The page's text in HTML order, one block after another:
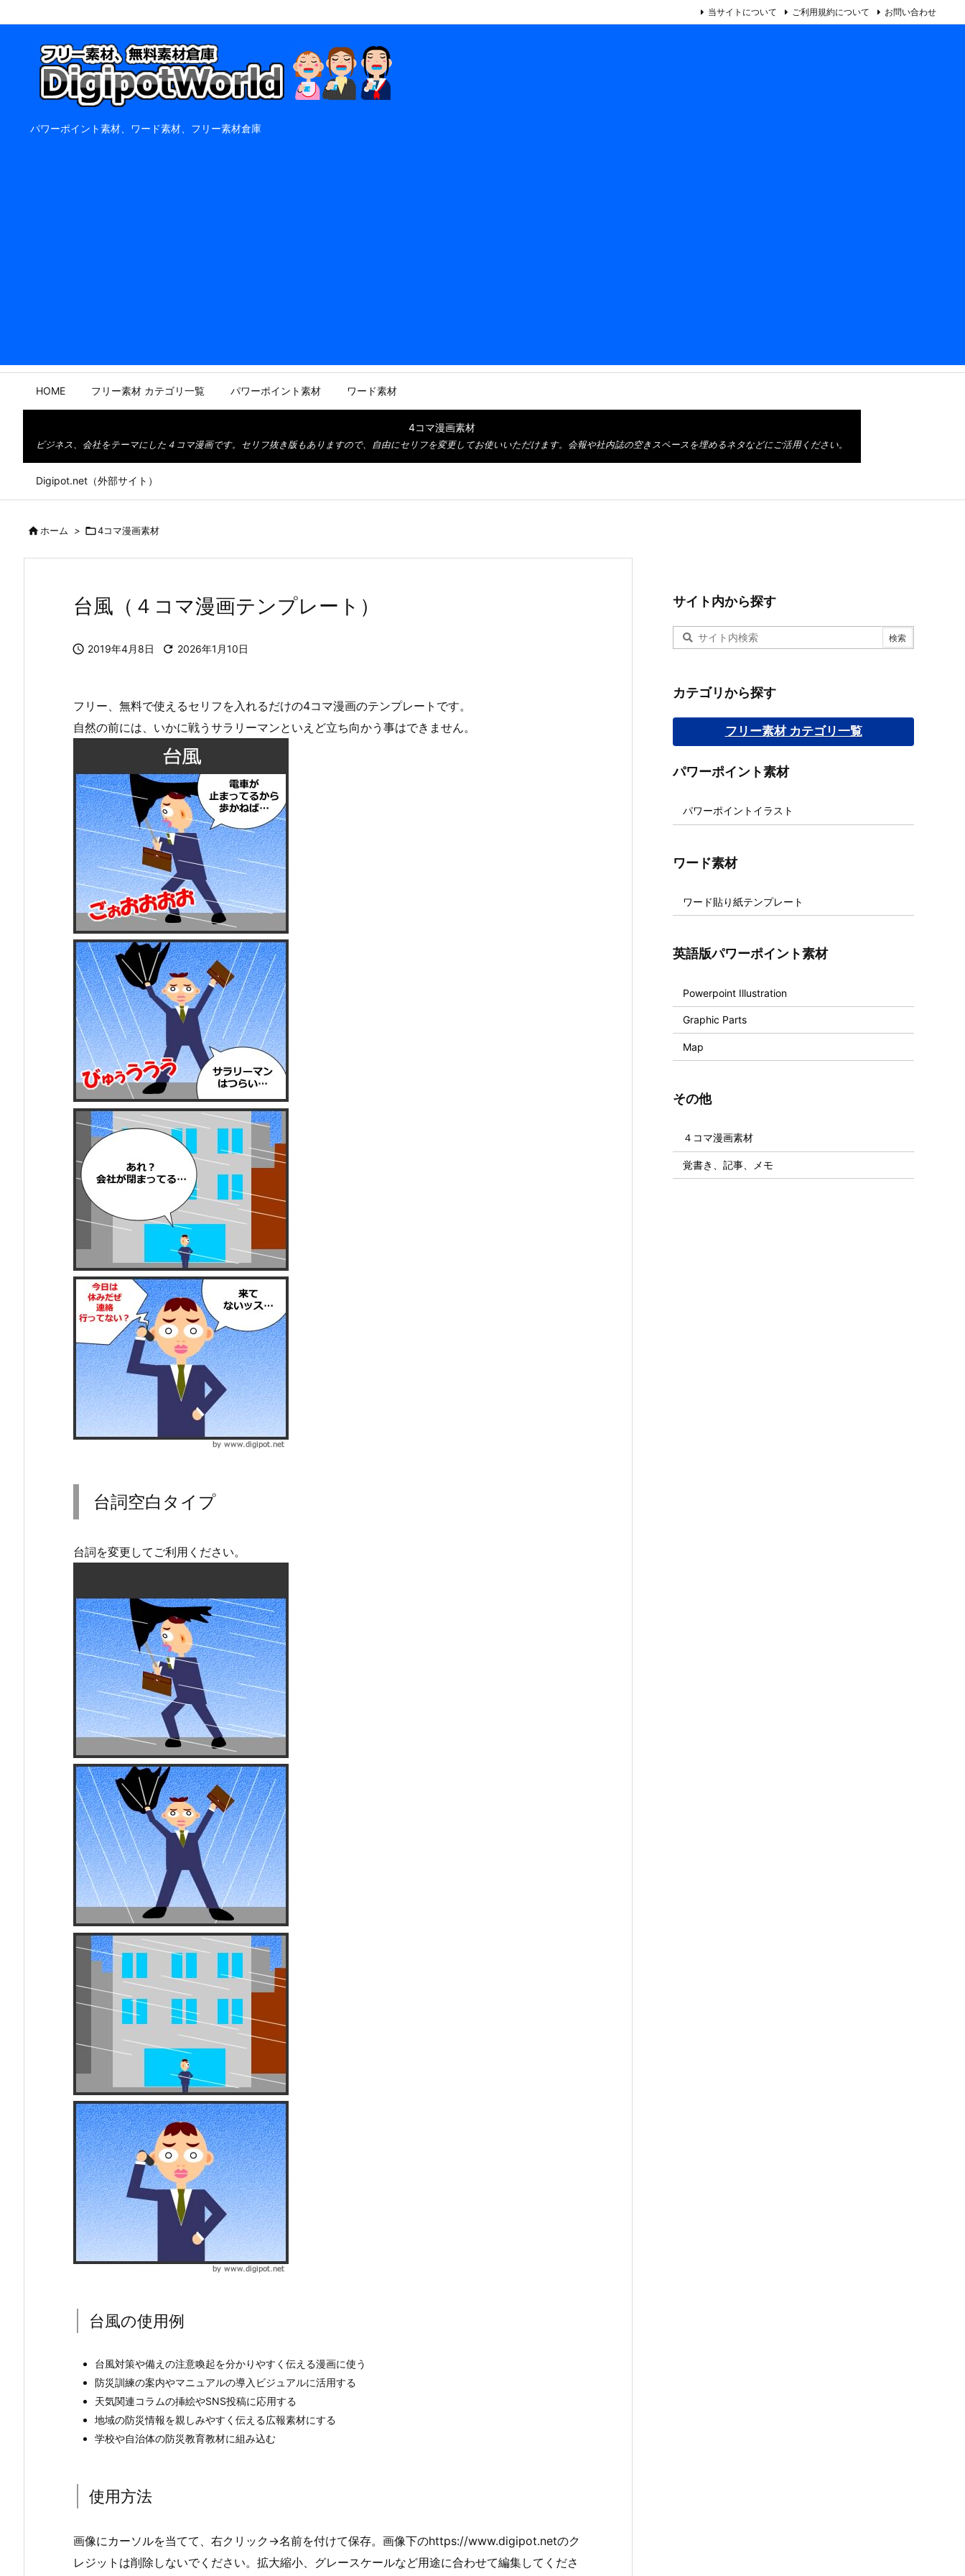
パワーポイント素材、ワード素材、フリー素材倉庫
HOME フリー素材 カテゴリ一覧 パワーポイント素材 ワード素材
4コマ漫画素材
ビジネス、会社をテーマにした４コマ漫画です。セリフ抜き版もありますので、自由にセリフを変更してお使いいただけます。会報や社内誌の空きスペースを埋めるネタなどにご活用ください。
Digipot.net（外部サイト）
当サイトについて ご利用規約について お問い合わせ
ホーム > 4コマ漫画素材
台風（４コマ漫画テンプレート）
 2019年4月8日  2026年1月10日
フリー、無料で使えるセリフを入れるだけの4コマ漫画のテンプレートです。
自然の前には、いかに戦うサラリーマンといえど立ち向かう事はできません。
台詞空白タイプ
台詞を変更してご利用ください。
台風の使用例
台風対策や備えの注意喚起を分かりやすく伝える漫画に使う
防災訓練の案内やマニュアルの導入ビジュアルに活用する
天気関連コラムの挿絵やSNS投稿に応用する
地域の防災情報を親しみやすく伝える広報素材にする
学校や自治体の防災教育教材に組み込む
使用方法
画像にカーソルを当てて、右クリック→名前を付けて保存。画像下のhttps://www.digipot.netのク
レジットは削除しないでください。拡大縮小、グレースケールなど用途に合わせて編集してくださ
サイト内から探す
カテゴリから探す
フリー素材 カテゴリ一覧
パワーポイント素材
パワーポイントイラスト
ワード素材
ワード貼り紙テンプレート
英語版パワーポイント素材
Powerpoint Illustration
Graphic Parts
Map
その他
４コマ漫画素材
覚書き、記事、メモ